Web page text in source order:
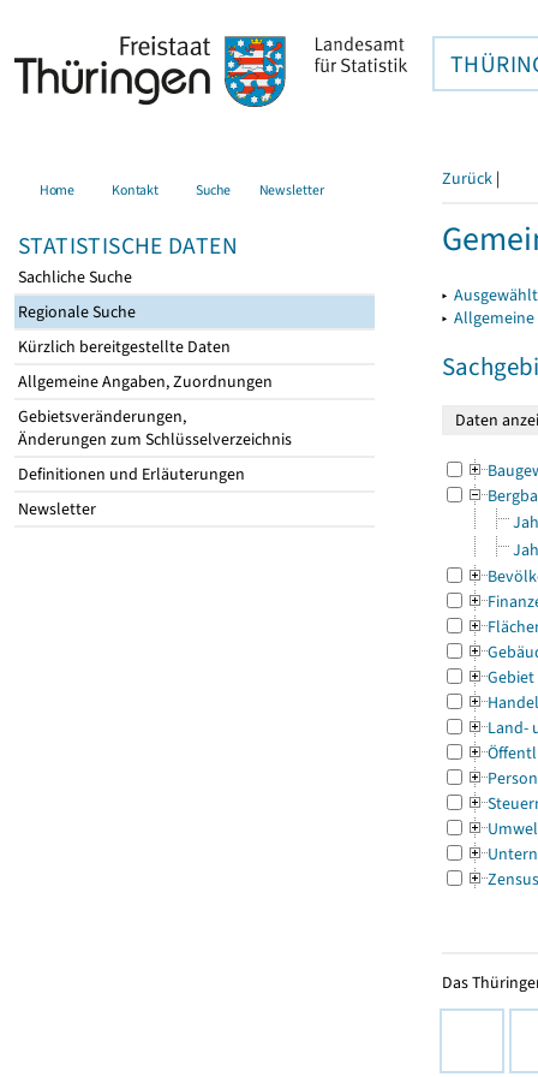
Home Kontakt Suche Newsletter
STATISTISCHE DATEN
Sachliche Suche
Regionale Suche
Kürzlich bereitgestellte Daten
Allgemeine Angaben, Zuordnungen
Gebietsveränderungen,
Änderungen zum Schlüsselverzeichnis
Definitionen und Erläuterungen
Newsletter
Zurück |
▸
▸
Gebiet
Land-
Zensus
Das